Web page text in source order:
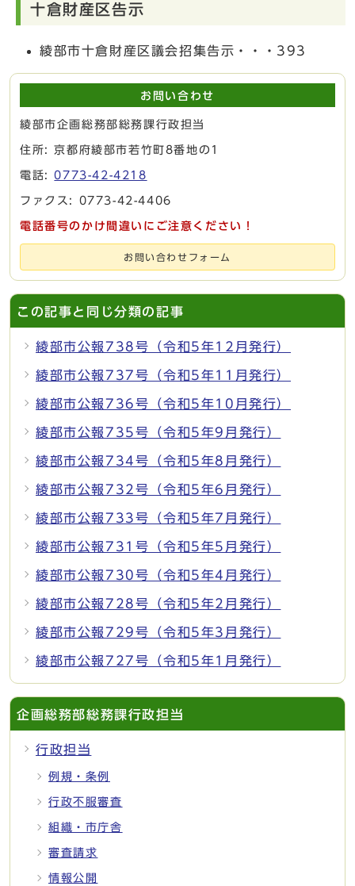
十倉財産区告示
綾部市十倉財産区議会招集告示・・・393
お問い合わせ
綾部市企画総務部総務課行政担当
住所: 京都府綾部市若竹町8番地の1
電話:0773-42-4218
ファクス: 0773-42-4406
電話番号のかけ間違いにご注意ください！
お問い合わせフォーム
この記事と同じ分類の記事
綾部市公報738号（令和5年12月発行）
綾部市公報737号（令和5年11月発行）
綾部市公報736号（令和5年10月発行）
綾部市公報735号（令和5年9月発行）
綾部市公報734号（令和5年8月発行）
綾部市公報732号（令和5年6月発行）
綾部市公報733号（令和5年7月発行）
綾部市公報731号（令和5年5月発行）
綾部市公報730号（令和5年4月発行）
綾部市公報728号（令和5年2月発行）
綾部市公報729号（令和5年3月発行）
綾部市公報727号（令和5年1月発行）
企画総務部総務課行政担当
行政担当
例規・条例
行政不服審査
組織・市庁舎
審査請求
情報公開